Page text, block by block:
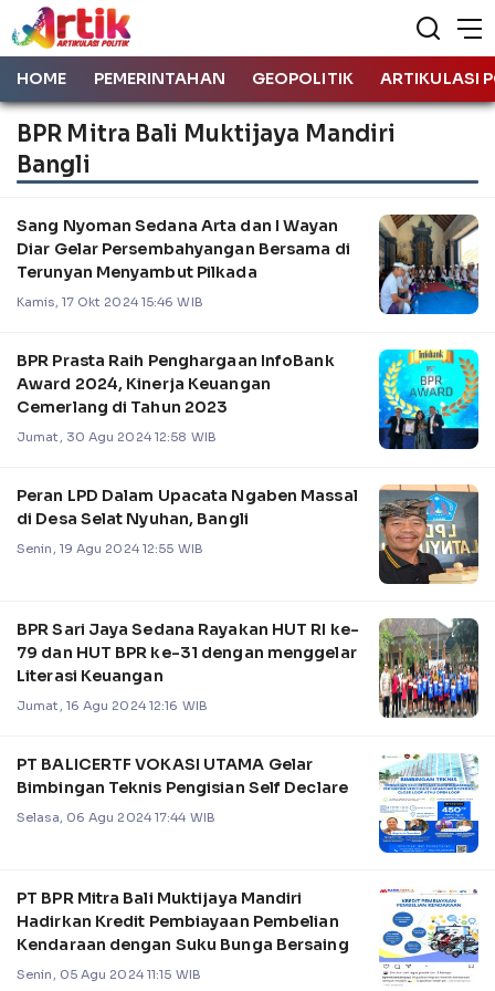
HOME PEMERINTAHAN GEOPOLITIK ARTIKULASI
BPR Mitra Bali Muktijaya Mandiri
Bangli
Sang Nyoman Sedana Arta dan I Wayan
Diar Gelar Persembahyangan Bersama di
Terunyan Menyambut Pilkada
Kamis, 17 Okt 2024 15:46 WIB
BPR Prasta Raih Penghargaan InfoBank
Award 2024, Kinerja Keuangan
Cemerlang di Tahun 2023
Jumat, 30 Agu 2024 12:58 WIB
Peran LPD Dalam Upacata Ngaben Massal
di Desa Selat Nyuhan, Bangli
Senin, 19 Agu 2024 12:55 WIB
BPR Sari Jaya Sedana Rayakan HUT RI ke-
79 dan HUT BPR ke-31 dengan menggelar
Literasi Keuangan
Jumat, 16 Agu 2024 12:16 WIB
PT BALICERTF VOKASI UTAMA Gelar
Bimbingan Teknis Pengisian Self Declare
Selasa, 06 Agu 2024 17:44 WIB
PT BPR Mitra Bali Muktijaya Mandiri
Hadirkan Kredit Pembiayaan Pembelian
Kendaraan dengan Suku Bunga Bersaing
Senin, 05 Agu 2024 11:15 WIB